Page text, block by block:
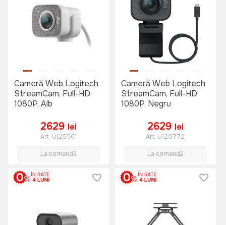
Cameră Web Logitech
StreamCam, Full-HD
1080P, Alb
2629 lei
Art: U125561
La comandă
Cameră Web Logitech
StreamCam, Full-HD
1080P, Negru
2629 lei
Art: U120772
La comandă